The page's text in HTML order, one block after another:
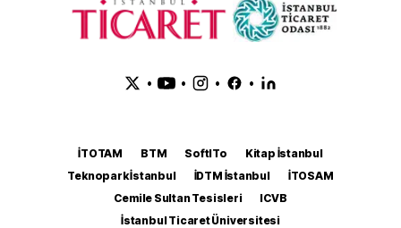
• • • •
İTOTAM BTM SoftITo
Kitap İstanbul
Teknopark İstanbul
İDTM İstanbul
İTOSAM
Cemile Sultan Tesisleri
ICVB
İstanbul Ticaret Üniversitesi